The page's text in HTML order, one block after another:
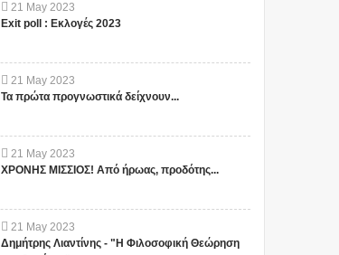
21 May 2023
Exit poll : Εκλογές 2023
21 May 2023
Τα πρώτα προγνωστικά δείχνουν...
21 May 2023
ΧΡΟΝΗΣ ΜΙΣΣΙΟΣ! Από ήρωας, προδότης...
21 May 2023
Δημήτρης Λιαντίνης - "Η Φιλοσοφική Θεώρηση